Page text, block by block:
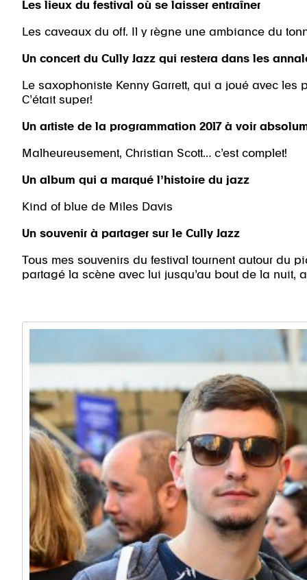
Les lieux du festival où se laisser entraîner
Les caveaux du off. Il y règne une ambiance du
Un concert du Cully Jazz qui restera dans les
Le saxophoniste Kenny Garrett, qui a joué avec les
C’était super!
Un artiste de la programmation 2017 à voir
Malheureusement, Christian Scott… c’est complet!
Un album qui a marqué l’histoire du jazz
Kind of blue de Miles Davis
Un souvenir à partager sur le Cully Jazz
Tous mes souvenirs du festival tournent autour du
partagé la scène avec lui jusqu’au bout de la nuit,